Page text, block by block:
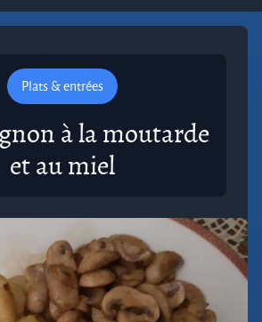
Plats & entrées
à la moutarde
et au miel